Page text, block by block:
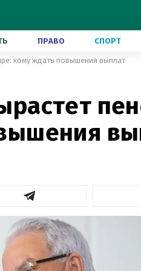
ПРАВО СПОРТ
кому ждать повышения выплат